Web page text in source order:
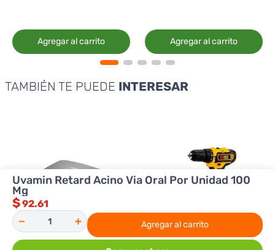
Agregar al carrito Agregar al carrito
TAMBIÉN TE PUEDE INTERESAR
Uvamin Retard Acino Via Oral Por Unidad 100
Mg
$92.61
＋
－ Agregar al carrito